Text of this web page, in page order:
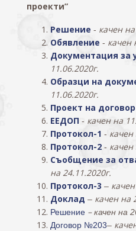
проекти”
Решение - качен
Обявление - качен
Документация за
11.06.2020г.
Образци на
11.06.2020г.
Проект на договор
ЕЕДОП - качен на
Протокол-1 - качен
Протокол-2 - качен
Съобщение за
на 24.11.2020г.
Протокол-3 –
Доклад – качен на
Решение –качен на
Договор №203–